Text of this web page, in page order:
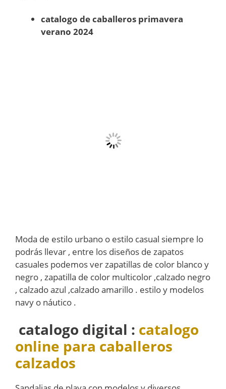
catalogo de caballeros primavera
verano 2024
Moda de estilo urbano o estilo casual siempre lo
podrás llevar , entre los diseños de zapatos
casuales podemos ver zapatillas de color blanco y
negro , zapatilla de color multicolor ,calzado negro
, calzado azul ,calzado amarillo . estilo y modelos
navy o náutico .
catalogo digital : catalogo
online para caballeros
calzados